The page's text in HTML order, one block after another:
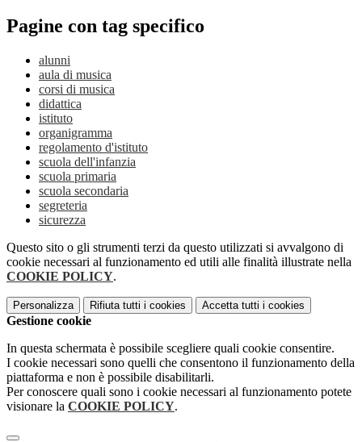
Pagine con tag specifico
alunni
aula di musica
corsi di musica
didattica
istituto
organigramma
regolamento d'istituto
scuola dell'infanzia
scuola primaria
scuola secondaria
segreteria
sicurezza
Questo sito o gli strumenti terzi da questo utilizzati si avvalgono di
cookie necessari al funzionamento ed utili alle finalità illustrate nella
COOKIE POLICY.
Personalizza Rifiuta tutti i cookies Accetta tutti i cookies
Gestione cookie
In questa schermata è possibile scegliere quali cookie consentire.
I cookie necessari sono quelli che consentono il funzionamento della
piattaforma e non è possibile disabilitarli.
Per conoscere quali sono i cookie necessari al funzionamento potete
visionare la COOKIE POLICY.